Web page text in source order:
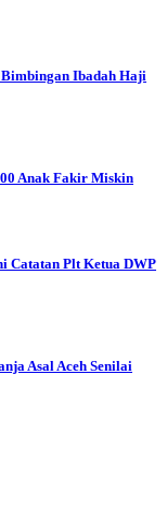
Bimbingan Ibadah Haji
Anak Fakir Miskin
Catatan Plt Ketua DWP
Asal Aceh Senilai